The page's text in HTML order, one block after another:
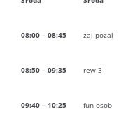
08:00 – 08:45 zaj pozal
08:50 – 09:35 rew 3
09:40 – 10:25 fun osob